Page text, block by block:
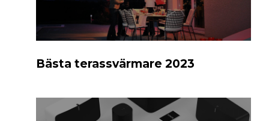
Bästa terassvärmare 2023